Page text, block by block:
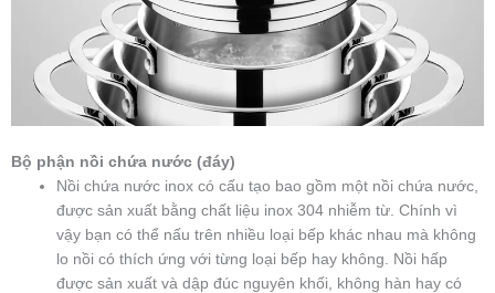
Bộ phận nồi chứa nước (đáy)
Nồi chứa nước inox có cấu tạo bao gồm một nồi chứa nước,
được sản xuất bằng chất liệu inox 304 nhiễm từ. Chính vì
vậy bạn có thể nấu trên nhiều loại bếp khác nhau mà không
lo nồi có thích ứng với từng loại bếp hay không. Nồi hấp
được sản xuất và dập đúc nguyên khối, không hàn hay có